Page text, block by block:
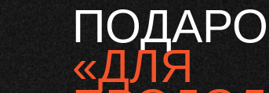
«ДЛЯ